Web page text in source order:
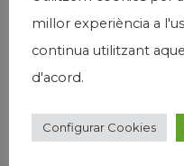
JUNY
millor experiència a
continua utilitzant
d'acord.
Configurar Cookies